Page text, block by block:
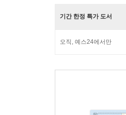
기간 한정 특가 도서
오직, 예스24에서만